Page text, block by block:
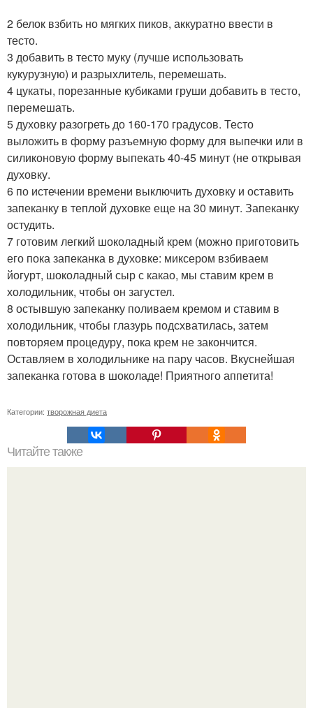
2 белок взбить но мягких пиков, аккуратно ввести в
тесто.
3 добавить в тесто муку (лучше использовать
кукурузную) и разрыхлитель, перемешать.
4 цукаты, порезанные кубиками груши добавить в тесто,
перемешать.
5 духовку разогреть до 160-170 градусов. Тесто
выложить в форму разъемную форму для выпечки или в
силиконовую форму выпекать 40-45 минут (не открывая
духовку.
6 по истечении времени выключить духовку и оставить
запеканку в теплой духовке еще на 30 минут. Запеканку
остудить.
7 готовим легкий шоколадный крем (можно приготовить
его пока запеканка в духовке: миксером взбиваем
йогурт, шоколадный сыр с какао, мы ставим крем в
холодильник, чтобы он загустел.
8 остывшую запеканку поливаем кремом и ставим в
холодильник, чтобы глазурь подсхватилась, затем
повторяем процедуру, пока крем не закончится.
Оставляем в холодильнике на пару часов. Вкуснейшая
запеканка готова в шоколаде! Приятного аппетита!
Категории: творожная диета
Читайте также